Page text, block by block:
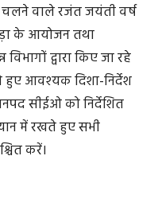
वाले रजंत जयंती वर्ष
के आयोजन तथा
द्वारा किए जा रहे
हुए आवश्यक दिशा-निर्देश
सीईओ को निर्देशित
में रखते हुए सभी
करें।